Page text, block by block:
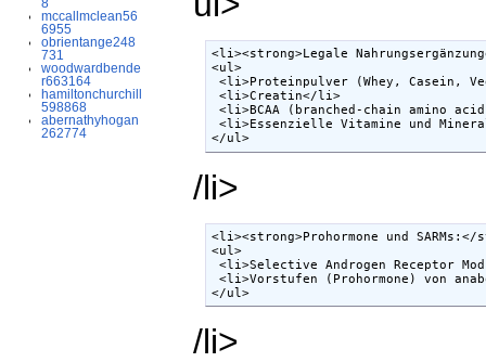
mccallmclean56
6955
obrientange248
731
woodwardbende
r663164
hamiltonchurchill
598868
abernathyhogan
262774
<li><strong>Legale
<ul>
<li>Proteinpulver (Whey, Casein,
<li>Creatin</li>
<li>BCAA (branched-chain amino
<li>Essenzielle Vitamine und
</ul>
/li>
<li><strong>Prohormone und
<ul>
<li>Selective Androgen Receptor
<li>Vorstufen (Prohormone) von
</ul>
/li>